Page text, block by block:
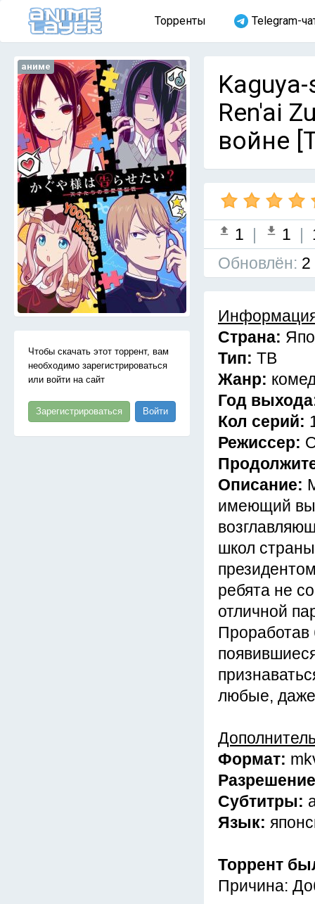
Торренты Telegram-
аниме
Чтобы скачать этот торрент, вам
необходимо зарегистрироваться
или войти на сайт
Зарегистрироваться Войти
Ren'ai
войне
1 | 1 |
Обновлён: 2
Страна:
Тип: ТВ
Жанр:
Год
Кол серий:
Режиссер:
Описание:
имеющий
школ
ребята не
отличной
Проработав
любые, даже
Формат:
Субтитры:
Язык:
Торрент
Причина: